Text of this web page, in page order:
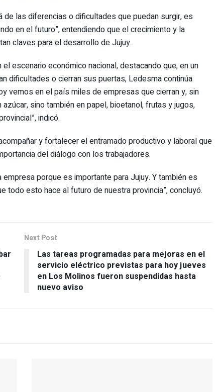
las diferencias o dificultades que puedan surgir, es
en el futuro”, entendiendo que el crecimiento y la
claves para el desarrollo de Jujuy.
escenario económico nacional, destacando que, en un
dificultades o cierran sus puertas, Ledesma continúa
vemos en el país miles de empresas que cierran y, sin
sino también en papel, bioetanol, frutas y jugos,
indicó.
y fortalecer el entramado productivo y laboral que
del diálogo con los trabajadores.
porque es importante para Jujuy. Y también es
todo esto hace al futuro de nuestra provincia”, concluyó.
Next Post
Las tareas programadas para mejoras en el
servicio eléctrico previstas para hoy jueves
en Los Molinos fueron suspendidas hasta
nuevo aviso